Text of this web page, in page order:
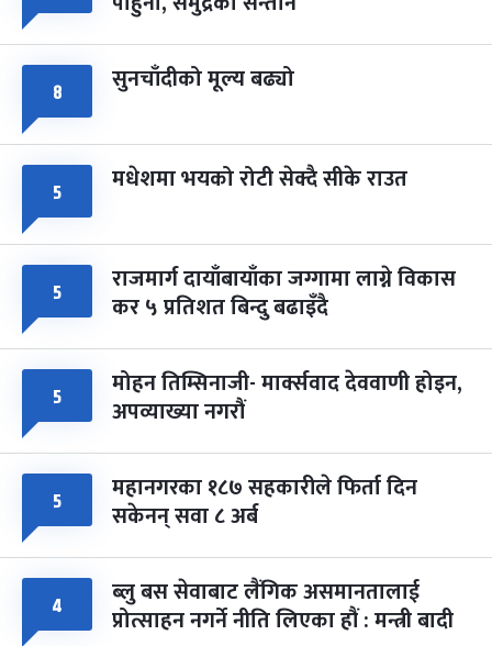
सोम चैत्र ८, २०८३-Mar 22, 2027
८ सुनचाँदीको मूल्य बढ्यो
५ मधेशमा भयको रोटी सेक्दै सीके राउत
५ राजमार्ग दायाँबायाँका जग्गामा लाग्ने विकास
कर ५ प्रतिशत बिन्दु बढाइँदै
५ मोहन तिम्सिनाजी- मार्क्सवाद देववाणी होइन,
अपव्याख्या नगरौं
५ महानगरका १८७ सहकारीले फिर्ता दिन
सकेनन् सवा ८ अर्ब
४ ब्लु बस सेवाबाट लैंगिक असमानतालाई
प्रोत्साहन नगर्ने नीति लिएका हौं : मन्त्री बादी